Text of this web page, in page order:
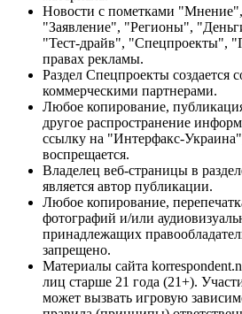
Новости с пометками
"Заявление", "Регионы",
"Тест-драйв", "Спецпроекты",
правах рекламы.
Раздел Спецпроекты создается
коммерческими партнерами.
Любое копирование,
другое распространение
ссылку на "Интерфакс-
воспрещается.
Владелец веб-страницы в
является автор публикации.
Любое копирование,
фотографий и/или
принадлежащих
запрещено.
Материалы сайта
лиц старше 21 года (21+).
может вызвать игровую